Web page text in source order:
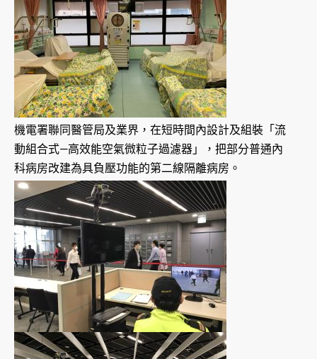
機電署聯同醫管局及業界，在短時間內設計及組裝「流
動組合式—高效能空氣微粒子過濾器」，把部分普通內
科病房改建為具負壓功能的第二線隔離病房。